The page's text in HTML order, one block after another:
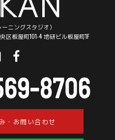
ーニングスタジオ）
板屋町101-4 地研ビル板屋町1F
・お問い合わせ